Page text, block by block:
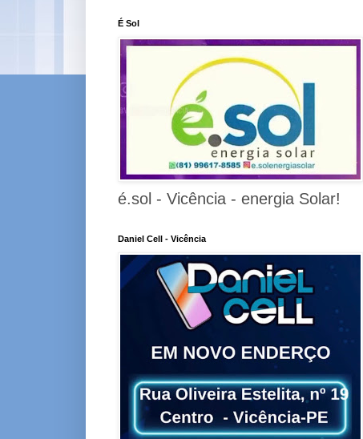
É Sol
é.sol - Vicência - energia Solar!
Daniel Cell - Vicência